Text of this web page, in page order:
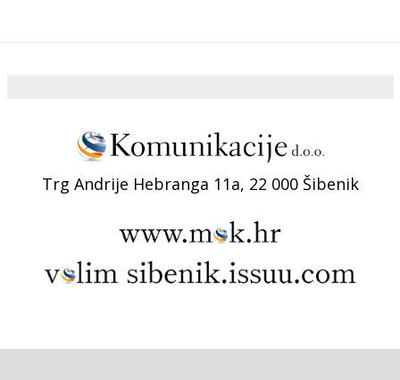
Trg Andrije Hebranga 11a, 22 000 Šibenik